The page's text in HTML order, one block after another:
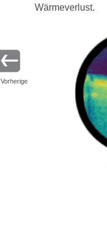
Wärmeverlust.
Vorherige